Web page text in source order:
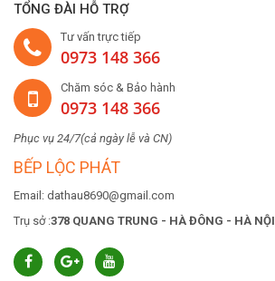
TỔNG ĐÀI HỖ TRỢ
Tư vấn trực tiếp
0973 148 366
Chăm sóc & Bảo hành
0973 148 366
Phục vụ 24/7(cả ngày lễ và CN)
BẾP LỘC PHÁT
Email: dathau8690@gmail.com
Trụ sở :378 QUANG TRUNG - HÀ ĐÔNG - HÀ NỘI